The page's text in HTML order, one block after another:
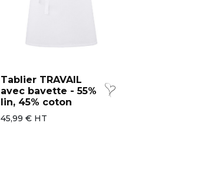
Tablier TRAVAIL
avec bavette - 55%
lin, 45% coton
45,99 € HT